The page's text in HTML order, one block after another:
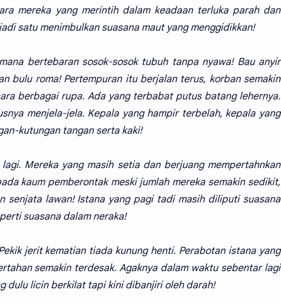
mereka yang merintih dalam keadaan terluka parah dan
satu menimbulkan suasana maut yang menggidikkan!
bertebaran sosok-sosok tubuh tanpa nyawa! Bau anyir
bulu roma! Pertempuran itu berjalan terus, korban semakin
berbagai rupa. Ada yang terbabat putus batang lehernya.
menjela-jela. Kepala yang hampir terbelah, kepala yang
kutungan tangan serta kaki!
Mereka yang masih setia dan berjuang mempertahnkan
kaum pemberontak meski jumlah mereka semakin sedikit,
senjata lawan! Istana yang pagi tadi masih diliputi suasana
suasana dalam neraka!
jerit kematian tiada kunung henti. Perabotan istana yang
semakin terdesak. Agaknya dalam waktu sebentar lagi
dulu licin berkilat tapi kini dibanjiri oleh darah!